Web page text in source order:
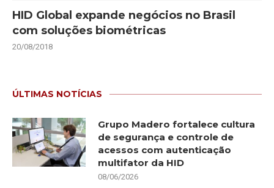
HID Global expande negócios no Brasil
com soluções biométricas
20/08/2018
ÚLTIMAS NOTÍCIAS
Grupo Madero fortalece cultura
de segurança e controle de
acessos com autenticação
multifator da HID
08/06/2026